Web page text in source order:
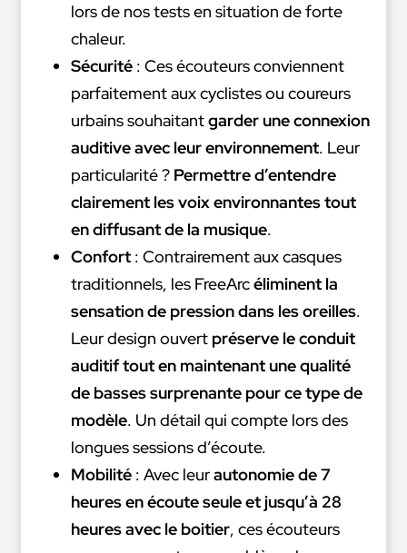
lors de nos tests en situation de forte
chaleur.
Sécurité : Ces écouteurs conviennent
parfaitement aux cyclistes ou coureurs
urbains souhaitantgarder une connexion
auditive avec leur environnement. Leur
particularité ? Permettre d’entendre
clairement les voix environnantes tout
en diffusant de la musique.
Confort : Contrairement aux casques
traditionnels, les FreeArcéliminent la
sensation de pression dans les oreilles.
Leur design ouvert préserve le conduit
auditif tout en maintenant une qualité
de basses surprenante pour ce type de
modèle. Un détail qui compte lors des
longues sessions d’écoute.
Mobilité : Avec leurautonomie de 7
heures en écoute seule et jusqu’à 28
heures avec le boitier, ces écouteurs